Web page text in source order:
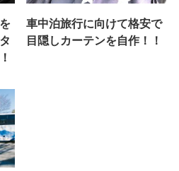
車中泊旅行に向けて格安で
目隠しカーテンを自作！！